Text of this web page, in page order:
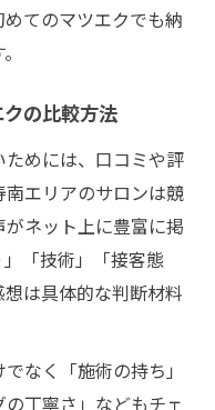
てのマツエクでも納
クの比較方法
めには、口コミや評
エリアのサロンは競
ネット上に豊富に掲
「技術」「接客態
は具体的な判断材料
なく「施術の持ち」
丁寧さ」などもチェ